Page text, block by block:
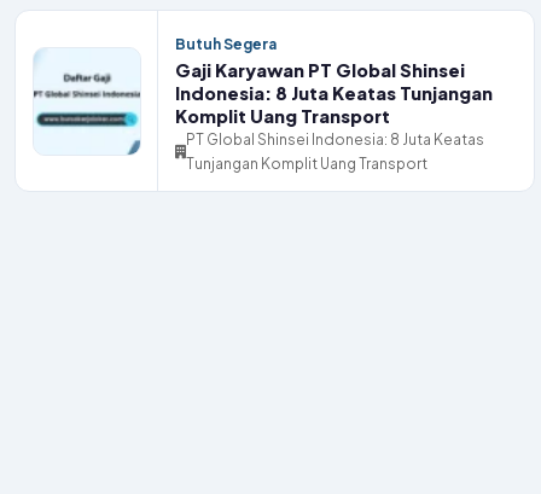
Butuh Segera
Gaji Karyawan PT Global Shinsei
Indonesia: 8 Juta Keatas Tunjangan
Komplit Uang Transport
PT Global Shinsei Indonesia: 8 Juta Keatas
Tunjangan Komplit Uang Transport